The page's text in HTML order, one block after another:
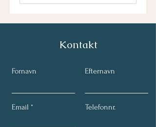
Kontakt
Fornavn Efternavn
Email Telefonnr.